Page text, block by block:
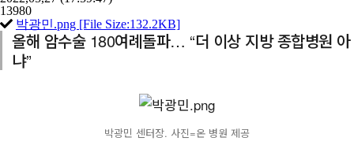
13980
박광민.png [File Size:132.2KB]
올해 암수술 180여례돌파… “더 이상 지방 종합병원 아
냐”
박광민 센터장. 사진=온 병원 제공